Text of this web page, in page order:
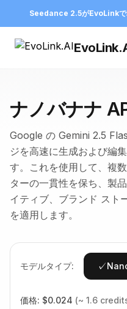
Seedance 2.5がEvoLinkで
ナノバナナ
Google の Gemini 2.5
ジを高速に生成および編
す。これを使用して、複
ターの一貫性を保ち、製
イティブ、ブランド スト
を適用します。
モデルタイプ: ✓
価格: $0.024 (~ 1.6